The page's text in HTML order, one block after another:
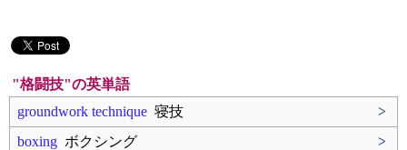
"格闘技"の英単語
groundwork technique 寝技
>
boxing ボクシング
>